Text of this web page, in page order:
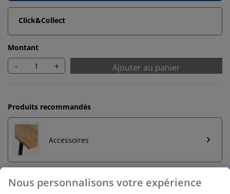
Click&Collect
Montant
- + Ajouter au panier
Produits recommandés
Accessoires
Nous personnalisons votre expérience